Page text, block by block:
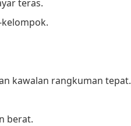
teras.
kawalan rangkuman tepat.
berat.